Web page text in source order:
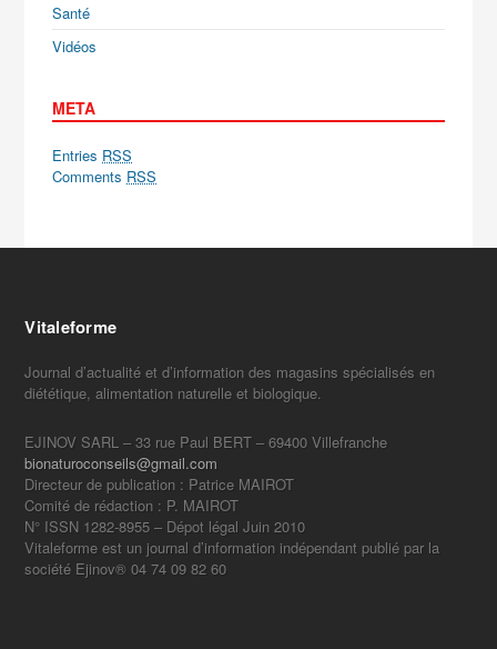
Santé
Vidéos
META
Entries RSS
Comments RSS
Vitaleforme
Journal d’actualité et d’information des magasins spécialisés en
diététique, alimentation naturelle et biologique.
EJINOV SARL – 33 rue Paul BERT – 69400 Villefranche
bionaturoconseils@gmail.com
Directeur de publication : Patrice MAIROT
Comité de rédaction : P. MAIROT
N° ISSN 1282-8955 – Dépot légal Juin 2010
Vitaleforme est un journal d’information indépendant publié par la
société Ejinov® 04 74 09 82 60